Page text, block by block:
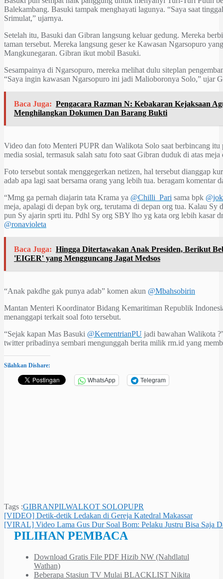
Balekambang. Basuki tampak menghayati lagunya. “Saya saat
Srimulat,” ujarnya.
Setelah itu, Basuki dan Gibran langsung keluar gedung. Mereka
taman tersebut. Mereka langsung geser ke Kawasan Ngarsopuro
Mangkunegaran. Gibran ikut mobil Basuki.
Sesampainya di Ngarsopuro, mereka melihat dulu siteplan
“Saya ingin kawasan Ngarsopuro ini jadi Malioboronya Solo,” ujar
Baca Juga: Pengacara Razman N: Kebakaran Kejaksaan
Menghilangkan Dokumen Dan Barang Bukti
Video dan foto Menteri PUPR dan Walikota Solo saat berbincang itu
media sosial, termasuk salah satu foto saat Gibran duduk di atas
Foto tersebut sontak menggegerkan netizen, hal tersebut dianggap
adab apa lagi saat bersama orang yang lebih tua. beragam komentar
“Mmg ga pernah diajarin tata Krama ya @Chilli_Pari sama bpk
meja, apalagi di depan byk org, terutama di depan org tua. Kalau Sy
pun Sy ajarin sprti itu. Pdhl Sy org SBY lho yg kata org lebih kasar
@ronavioleta
Baca Juga: Hingga Ditertawakan Anak Presiden, Berikut
'EIGER' yang Mengguncang Jagat Medsos
“Anak pakdhe gak punya adab” komen akun @Mbahsobirin
Mantan Menteri Koordinator Bidang Kemaritiman Republik
menanggapi terkait soal foto tersebut.
“Sejak kapan Mas Basuki ⁦ @KementrianPU jadi bawahan Walikota
twitter pribadinya sembari mengunggah berita milik rm.id yang
Silahkan Dishare:
WhatsApp Telegram
Tags :GIBRANPILWALKOT SOLOPUPR
Navigasi
pos
[VIDEO] Detik-detik Ledakan di Gereja Katedral Makassar
[VIRAL] Video Lama Gus Dur Soal Bom: Pelaku Justru Bisa Saja
PILIHAN PEMBACA
Download Gratis File PDF Hizib NW (Nahdlatul
Wathan)
Beberapa Stasiun TV Mulai BLACKLIST Nikita